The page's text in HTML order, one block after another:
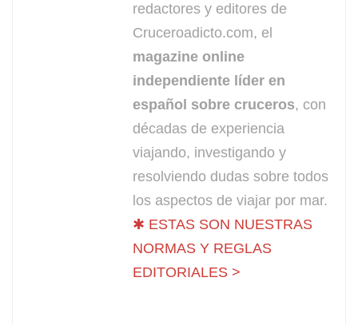
redactores y editores de
Cruceroadicto.com, el
magazine online
independiente líder en
español sobre cruceros, con
décadas de experiencia
viajando, investigando y
resolviendo dudas sobre todos
los aspectos de viajar por mar.
✱ ESTAS SON NUESTRAS
NORMAS Y REGLAS
EDITORIALES >